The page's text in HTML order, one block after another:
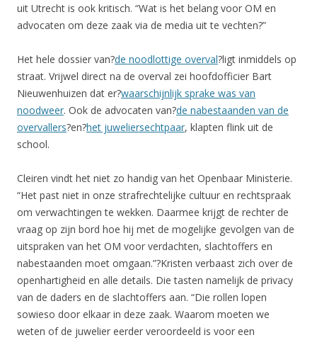
uit Utrecht is ook kritisch. “Wat is het belang voor OM en
advocaten om deze zaak via de media uit te vechten?”
Het hele dossier van?de noodlottige overval?ligt inmiddels op
straat. Vrijwel direct na de overval zei hoofdofficier Bart
Nieuwenhuizen dat er?waarschijnlijk sprake was van
noodweer. Ook de advocaten van?de nabestaanden van de
overvallers?en?het juweliersechtpaar, klapten flink uit de
school.
Cleiren vindt het niet zo handig van het Openbaar Ministerie.
“Het past niet in onze strafrechtelijke cultuur en rechtspraak
om verwachtingen te wekken. Daarmee krijgt de rechter de
vraag op zijn bord hoe hij met de mogelijke gevolgen van de
uitspraken van het OM voor verdachten, slachtoffers en
nabestaanden moet omgaan.”?Kristen verbaast zich over de
openhartigheid en alle details. Die tasten namelijk de privacy
van de daders en de slachtoffers aan. “Die rollen lopen
sowieso door elkaar in deze zaak. Waarom moeten we
weten of de juwelier eerder veroordeeld is voor een